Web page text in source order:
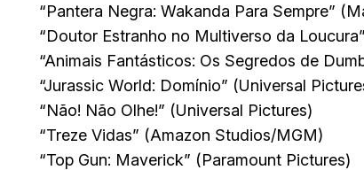
“Pantera Negra: Wakanda Para Sempre”
“Doutor Estranho no Multiverso da
“Animais Fantásticos: Os Segredos de
“Jurassic World: Domínio” (Universal
“Não! Não Olhe!” (Universal Pictures)
“Treze Vidas” (Amazon Studios/MGM)
“Top Gun: Maverick” (Paramount Pictures)